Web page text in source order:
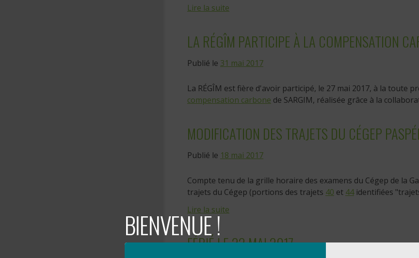
Lire la suite
LA RÉGÎM PARTICIPE À LA COMPENSATION
Publié le 31 mai 2017
La RÉGÎM est fière d'avoir participé, le 27 mai 2017, à la toute
compensation carbone de SARGIM, réalisée grâce à la
MODIFICATION DES TRAJETS DU CÉGEP
Publié le 18 mai 2017
Compte tenu de la grille horaire des examens du Cégep de la
trajets du Cégep (portions des trajets 40 et 44identifiées
Lire la suite
FÉRIÉ LE 22 MAI 2017
BIENVENUE !